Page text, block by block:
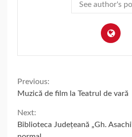
See author's
Continue
Reading
Previous:
Muzică de film la Teatrul de vară
Next:
Biblioteca Județeană „Gh.